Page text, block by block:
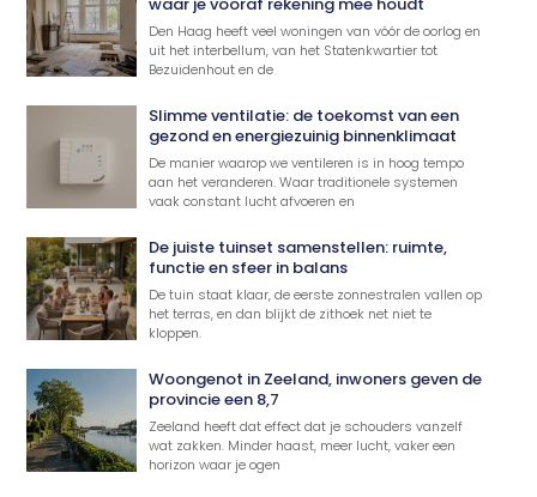
Den Haag heeft veel woningen van vóór de oorlog en
uit het interbellum, van het Statenkwartier tot
Bezuidenhout en de
Slimme ventilatie: de toekomst van een
gezond en energiezuinig binnenklimaat
De manier waarop we ventileren is in hoog tempo
aan het veranderen. Waar traditionele systemen
vaak constant lucht afvoeren en
De juiste tuinset samenstellen: ruimte,
functie en sfeer in balans
De tuin staat klaar, de eerste zonnestralen vallen op
het terras, en dan blijkt de zithoek net niet te
kloppen.
Woongenot in Zeeland, inwoners geven de
provincie een 8,7
Zeeland heeft dat effect dat je schouders vanzelf
wat zakken. Minder haast, meer lucht, vaker een
horizon waar je ogen